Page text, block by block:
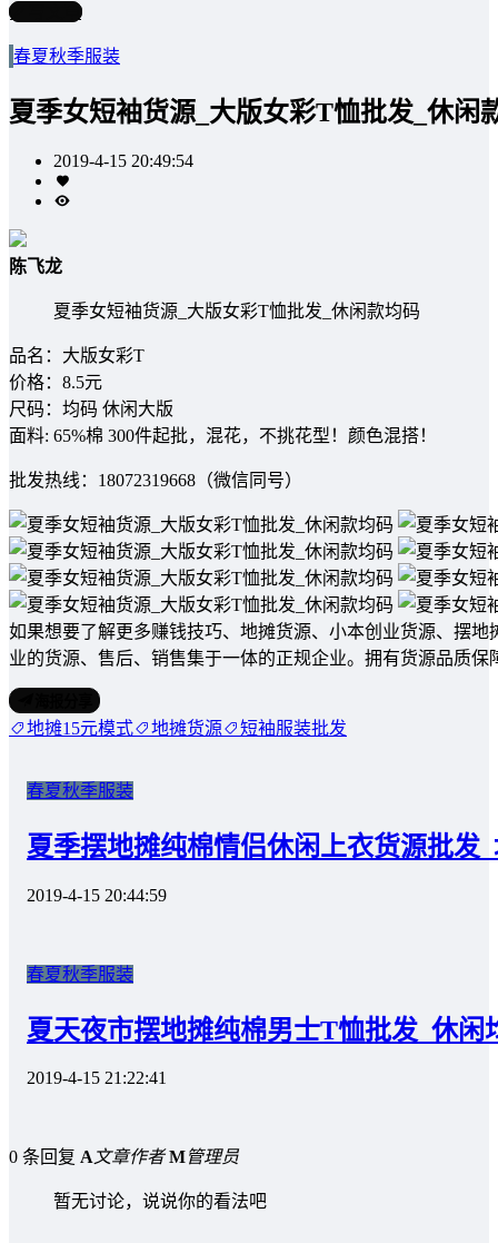
写文章
春夏秋季服装
夏季女短袖货源_大版女彩T恤批发_休闲
2019-4-15 20:49:54
陈飞龙
夏季女短袖货源_大版女彩T恤批发_休闲款均码
品名：大版女彩T
价格：8.5元
尺码：均码 休闲大版
面料: 65%棉 300件起批，混花，不挑花型！颜色混搭！
批发热线：18072319668（微信同号）
如果想要了解更多赚钱技巧、地摊货源、小本创业货源、摆
业的货源、售后、销售集于一体的正规企业。拥有货源品质
地摊15元模式 地摊货源 短袖服装批发
春夏秋季服装
夏季摆地摊纯棉情侣休闲上衣货源批发
2019-4-15 20:44:59
春夏秋季服装
夏天夜市摆地摊纯棉男士T恤批发_休闲
2019-4-15 21:22:41
0 条回复 A文章作者 M管理员
暂无讨论，说说你的看法吧